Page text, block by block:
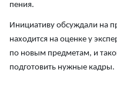
пения.
Инициативу обсуждали на
находится на оценке у
по новым предметам, и
подготовить нужные кадры.